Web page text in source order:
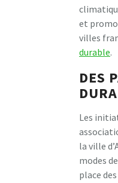
et
villes
durable.
DES
Les
la ville
modes
place